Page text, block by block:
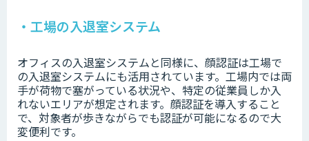
・工場の入退室システム
オフィスの入退室システムと同様に、顔認証は工場で
の入退室システムにも活用されています。工場内では両
手が荷物で塞がっている状況や、特定の従業員しか入
れないエリアが想定されます。顔認証を導入すること
で、対象者が歩きながらでも認証が可能になるので大
変便利です。